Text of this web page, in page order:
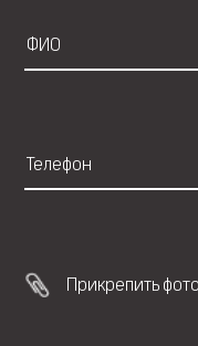
Прикрепить фото